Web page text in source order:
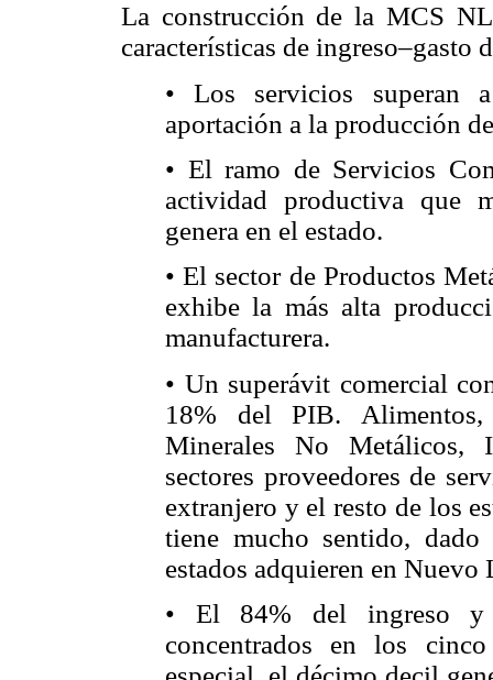
La construcción de la MCS
características de ingreso–gasto
• Los servicios superan
aportación a la producción
• El ramo de Servicios
actividad productiva que
genera en el estado.
• El sector de Productos
exhibe la más alta
manufacturera.
• Un superávit comercial
18% del PIB.
Minerales No Metálicos,
sectores proveedores de
extranjero y el resto de los
tiene mucho sentido, dado
estados adquieren en
• El 84% del ingreso y
concentrados en los